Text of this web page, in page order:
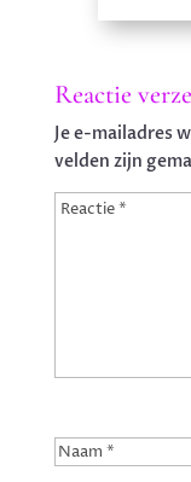
Reactie
Je e-mailadres
velden zijn